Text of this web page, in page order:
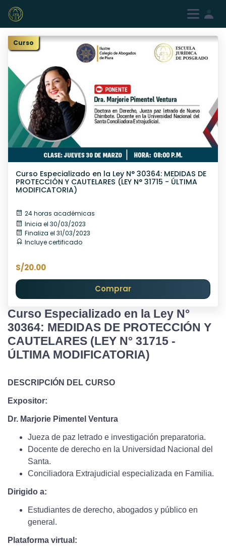
Registrarme
Curso
Curso Especializado en la Ley N° 30364: MEDIDAS DE
PROTECCIÓN Y CAUTELARES (LEY N° 31715 - ÚLTIMA
MODIFICATORIA)
24 horas académicas
Inicia el 30/03/2023
Finaliza el 31/03/2023
Incluye certificado
S/20.00
Comprar
Curso Especializado en la Ley N°
30364: MEDIDAS DE PROTECCIÓN Y
CAUTELARES (LEY N° 31715 -
ÚLTIMA MODIFICATORIA)
DESCRIPCIÓN DEL CURSO
Expositor:
Dr. Marjorie Pimentel Ventura
Jueza de paz letrado e investigación preparatoria.
Docente de derecho en la Universidad Nacional del
Santa.
Conciliadora Extrajudicial especializada en Familia.
Dirigido a:
Estudiantes de derecho, abogados y público en
general.
Plataforma virtual: